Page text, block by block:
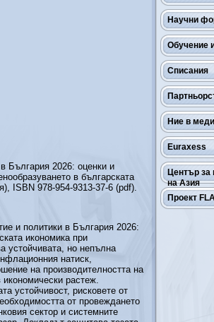
Научни
Обучение
Списания
Ние в
Euraxess
Център за
на Азия
Проект
България 2026: оценки и
в българската
ISBN 978-954-9313-37-6 (pdf).
и политики в България 2026:
икономика при
устойчивата, но непълна
натиск,
на производителността на
икономически растеж.
устойчивост, рисковете от
от провеждането
сектор и системните